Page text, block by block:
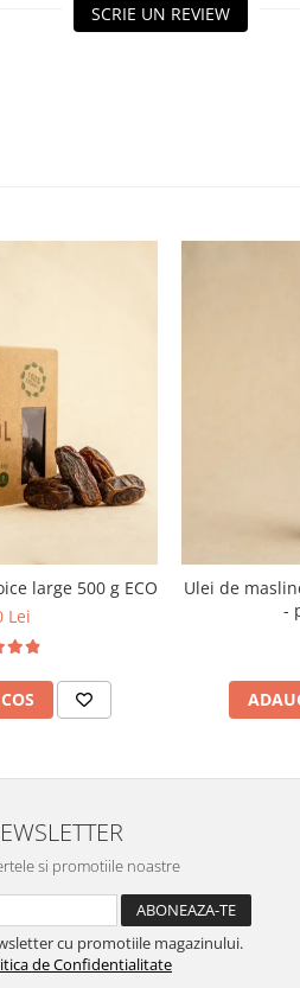
SCRIE UN REVIEW
large 500 g ECO
Lei
Ulei de
-
si promotiile noastre
cu promotiile magazinului.
de Confidentialitate